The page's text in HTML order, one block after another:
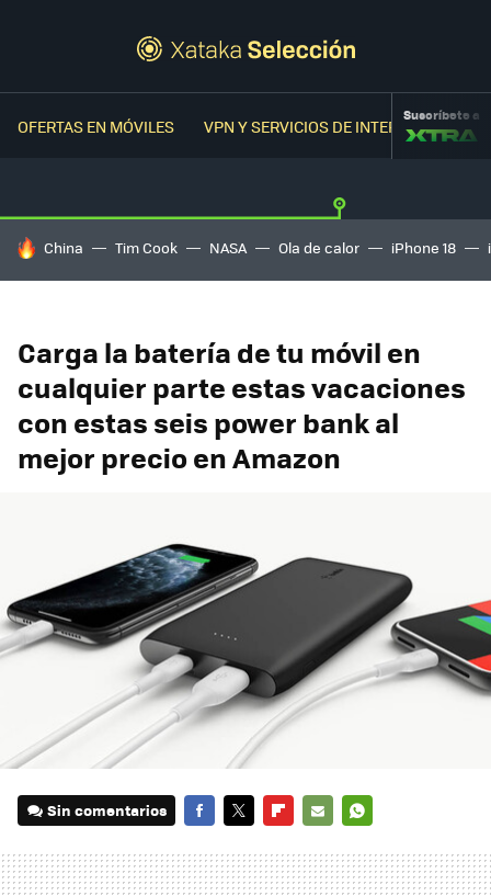
OFERTAS EN MÓVILES VPN Y SERVICIOS DE INTERNETSuscríbete a
HOY SE HABLA DE
China Tim Cook NASA Ola de calor iPhone 18
Carga la batería de tu móvil en
cualquier parte estas vacaciones
con estas seis power bank al
mejor precio en Amazon
Sin comentarios
MAIL